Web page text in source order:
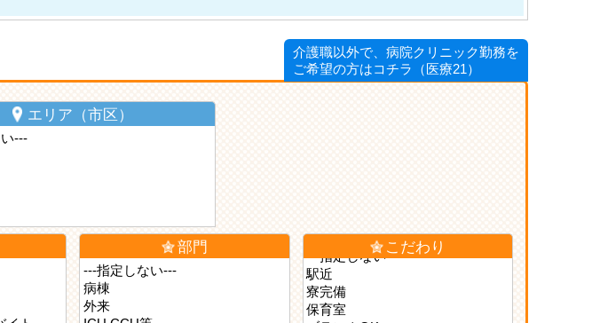
介護職以外で、病院クリニック勤務を
ご希望の方はコチラ（医療21）
エリア（市区）
部門 こだわり